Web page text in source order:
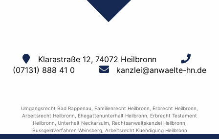
Klarastraße 12, 74072 Heilbronn
(07131) 888 41 0
kanzlei@anwaelte-hn.de
Umgangsrecht Bad Rappenau Familienrecht Heilbronn Erbrecht Heilbronn
Arbeitsrecht Heilbronn
Ehegattenunterhalt Heilbronn
Erbrecht Testament
Heilbronn
Unterhalt Neckarsulm Rechtsanwaltskanzlei Heilbronn
Bussgeldverfahren Weinsberg, Arbeitsrecht Kuendigung Heilbronn